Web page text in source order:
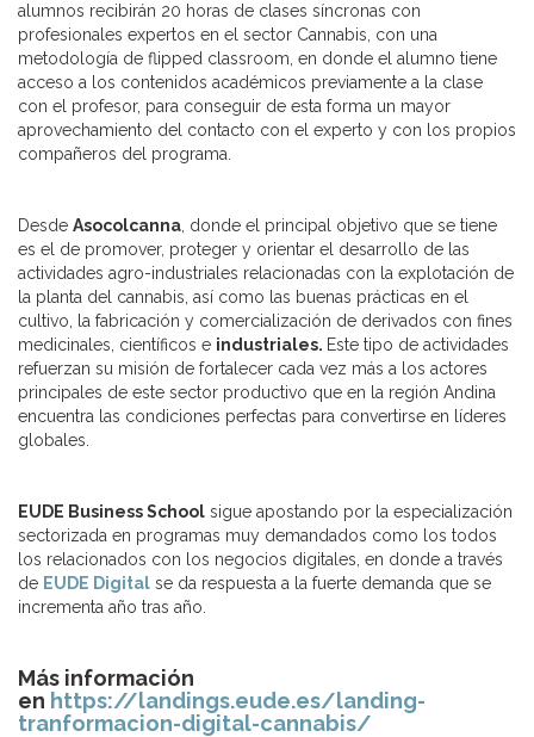
alumnos recibirán 20 horas de clases síncronas con
profesionales expertos en el sector Cannabis, con una
metodología de flipped classroom, en donde el alumno tiene
acceso a los contenidos académicos previamente a la clase
con el profesor, para conseguir de esta forma un mayor
aprovechamiento del contacto con el experto y con los propios
compañeros del programa.
Desde Asocolcanna , donde el principal objetivo que se tiene
es el de promover, proteger y orientar el desarrollo de las
actividades agro-industriales relacionadas con la explotación de
la planta del cannabis, así como las buenas prácticas en el
cultivo, la fabricación y comercialización de derivados con fines
medicinales, científicos e industriales. Este tipo de actividades
refuerzan su misión de fortalecer cada vez más a los actores
principales de este sector productivo que en la región Andina
encuentra las condiciones perfectas para convertirse en líderes
globales.
EUDE Business School sigue apostando por la especialización
sectorizada en programas muy demandados como los todos
los relacionados con los negocios digitales, en donde a través
de EUDE Digital se da respuesta a la fuerte demanda que se
incrementa año tras año.
Más información
en https://landings.eude.es/landing-
tranformacion-digital-cannabis/